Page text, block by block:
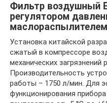
Фильтр воздушный
регулятором
Установка китайской
сжатый в компрессоре
механических
Производительность
работы – 1750 л/мин. Для
функционирования